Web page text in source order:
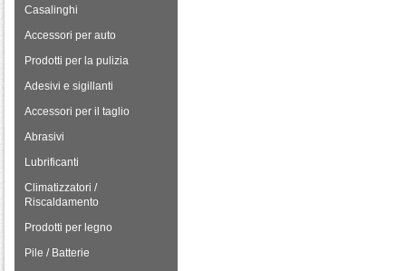
Casalinghi
Accessori per auto
Prodotti per la pulizia
Adesivi e sigillanti
Accessori per il taglio
Abrasivi
Lubrificanti
Climatizzatori /
Riscaldamento
Prodotti per legno
Pile / Batterie